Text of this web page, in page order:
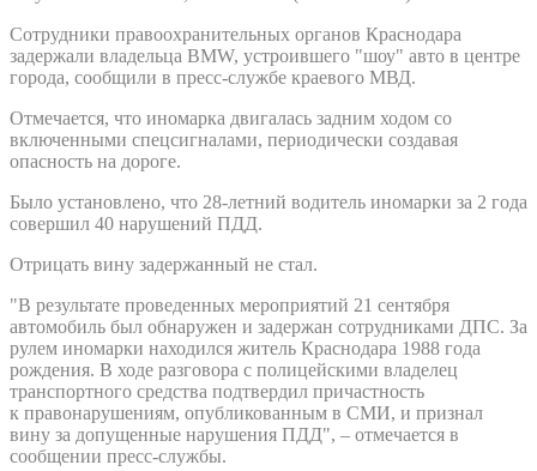
Сотрудники правоохранительных органов Краснодара
задержали владельца BMW, устроившего "шоу" авто в центре
города, сообщили в пресс-службе краевого МВД.
Отмечается, что иномарка двигалась задним ходом со
включенными спецсигналами, периодически создавая
опасность на дороге.
Было установлено, что 28-летний водитель иномарки за 2 года
совершил 40 нарушений ПДД.
Отрицать вину задержанный не стал.
"В результате проведенных мероприятий 21 сентября
автомобиль был обнаружен и задержан сотрудниками ДПС. За
рулем иномарки находился житель Краснодара 1988 года
рождения. В ходе разговора с полицейскими владелец
транспортного средства подтвердил причастность
к правонарушениям, опубликованным в СМИ, и признал
вину за допущенные нарушения ПДД", – отмечается в
сообщении пресс-службы.